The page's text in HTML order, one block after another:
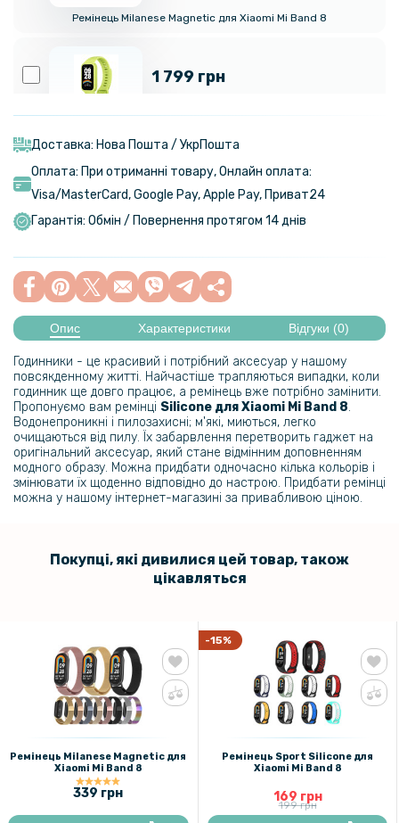
Ремінець Milanese Magnetic для Xiaomi Mi Band 8
1 799 грн
Фітнес – браслет Xiaomi Smart Band 9 Active BHR08L1GL 300mAh,
1 799 грн
Фітнес – браслет Xiaomi Smart Band 9 Active BHR08L3GL
161 грн
189 грн
Чохол із захисним склом Protective Cover with Glass для Xiaomi Mi
169 грн
199 грн
Ремінець Sport Silicone для Xiaomi Mi Band 8
159 грн
Магнітний зарядний пристрій Epic USB для годинника Xiaomi Mi
Band 8, Black
Ремінець Sport Silicone для Xiaomi Mi Smart Band 8 Active
Силіконовий чохол для Xiaomi Mi Band 8 із захистом на екран
151 грн
Доставка: Нова Пошта / УкрПошта
Оплата: При отриманні товару, Онлайн оплата:
Visa/MasterСard, Google Pay, Apple Pay, Приват24
Гарантія: Обмін / Повернення протягом 14 днів
Опис Характеристики Відгуки (0)
Годинники - це красивий і потрібний аксесуар у нашому
повсякденному житті. Найчастіше трапляються випадки, коли
годинник ще довго працює, а ремінець вже потрібно замінити.
Пропонуємо вам ремінці Silicone для Xiaomi Mi Band 8.
Водонепроникні і пилозахисні; м'які, миються, легко
очищаються від пилу. Їх забарвлення перетворить гаджет на
оригінальний аксесуар, який стане відмінним доповненням
модного образу. Можна придбати одночасно кілька кольорів і
змінювати їх щоденно відповідно до настрою. Придбати ремінці
можна у нашому інтернет-магазині за привабливою ціною.
Покупці, які дивилися цей товар, також
цікавляться
Ремінець Milanese Magnetic для
Xiaomi Mi Band 8
339 грн
-15%
Ремінець Sport Silicone для
Xiaomi Mi Band 8
169 грн
199 грн